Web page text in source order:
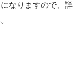
なりますので、詳